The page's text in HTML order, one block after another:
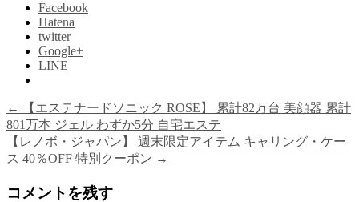
Facebook
Hatena
twitter
Google+
LINE
←
【エステナードソニック ROSE】 累計82万台 美顔器 累計
801万本 ジェル わずか5分 自宅エステ
【レノボ・ジャパン】 週末限定アイテム キャリング・ケー
ス 40％OFF 特別クーポン →
コメントを残す